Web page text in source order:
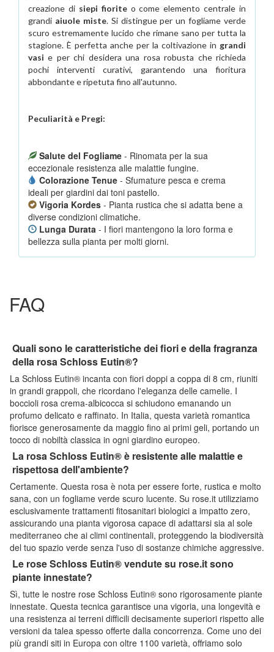
creazione di siepi fioriteo come elemento centrale in
grandi aiuole miste. Si distingue per un fogliame verde
scuro estremamente lucido che rimane sano per tutta la
stagione. È perfetta anche per la coltivazione in grandi
vasi e per chi desidera una rosa robusta che richieda
pochi interventi curativi, garantendo una fioritura
abbondante e ripetuta fino all'autunno.
Peculiarità e Pregi:
Salute del Fogliame - Rinomata per la sua
eccezionale resistenza alle malattie fungine.
Colorazione Tenue - Sfumature pesca e crema
ideali per giardini dai toni pastello.
Vigoria Kordes - Pianta rustica che si adatta bene a
diverse condizioni climatiche.
Lunga Durata - I fiori mantengono la loro forma e
bellezza sulla pianta per molti giorni.
FAQ
Quali sono le caratteristiche dei fiori e della fragranza
della rosa Schloss Eutin®?
La Schloss Eutin® incanta con fiori doppi a coppa di 8 cm, riuniti
in grandi grappoli, che ricordano l'eleganza delle camelie. I
boccioli rosa crema-albicocca si schiudono emanando un
profumo delicato e raffinato. In Italia, questa varietà romantica
fiorisce generosamente da maggio fino ai primi geli, portando un
tocco di nobiltà classica in ogni giardino europeo.
La rosa Schloss Eutin® è resistente alle malattie e
rispettosa dell'ambiente?
Certamente. Questa rosa è nota per essere forte, rustica e molto
sana, con un fogliame verde scuro lucente. Su rose.it utilizziamo
esclusivamente trattamenti fitosanitari biologici a impatto zero,
assicurando una pianta vigorosa capace di adattarsi sia al sole
mediterraneo che ai climi continentali, proteggendo la biodiversità
del tuo spazio verde senza l'uso di sostanze chimiche aggressive.
Le rose Schloss Eutin® vendute su rose.it sono
piante innestate?
Sì, tutte le nostre rose Schloss Eutin® sono rigorosamente piante
innestate. Questa tecnica garantisce una vigoria, una longevità e
una resistenza ai terreni difficili decisamente superiori rispetto alle
versioni da talea spesso offerte dalla concorrenza. Come uno dei
più grandi siti in Europa con oltre 1100 varietà, offriamo solo